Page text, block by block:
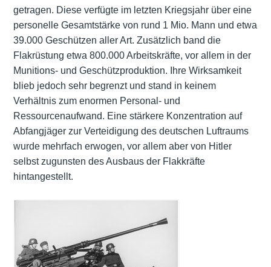
getragen. Diese verfügte im letzten Kriegsjahr über eine
personelle Gesamtstärke von rund 1 Mio. Mann und etwa
39.000 Geschützen aller Art. Zusätzlich band die
Flakrüstung etwa 800.000 Arbeitskräfte, vor allem in der
Munitions- und Geschützproduktion. Ihre Wirksamkeit
blieb jedoch sehr begrenzt und stand in keinem
Verhältnis zum enormen Personal- und
Ressourcenaufwand. Eine stärkere Konzentration auf
Abfangjäger zur Verteidigung des deutschen Luftraums
wurde mehrfach erwogen, vor allem aber von Hitler
selbst zugunsten des Ausbaus der Flakkräfte
hintangestellt.